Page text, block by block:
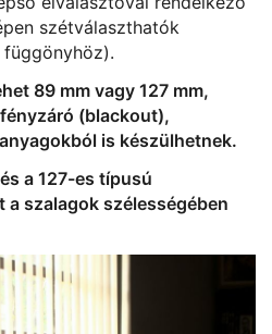
szétválaszthatók
függönyhöz).
89 mm vagy 127 mm,
(blackout),
is készülhetnek.
a 127-es típusú
szalagok szélességében